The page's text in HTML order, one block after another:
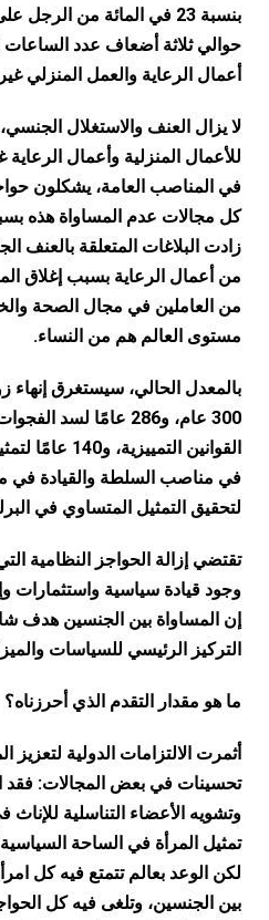
بنسبة 23 في المائة من
حوالي ثلاثة أضعاف عدد الساعات
أعمال الرعاية والعمل المنزلي
لا يزال العنف والاستغلال
للأعمال المنزلية وأعمال الرعاية
في المناصب العامة، يشكلون
زادت البلاغات المتعلقة بالعنف
من العاملين في مجال الصحة
مستوى العالم هم من النساء.
بالمعدل الحالي، سيستغرق إنهاء
300 عام، و286 عامًا
القوانين
لتحقيق التمثيل المتساوي في
وجود قيادة سياسية واستثمارات
إن المساواة بين الجنسين هدف
التركيز الرئيسي للسياسات
ما هو مقدار التقدم الذي أحرزناه؟
أثمرت الالتزامات الدولية لتعزيز
تحسينات في بعض المجالات: فقد
وتشويه الأعضاء التناسلية
تمثيل المرأة في الساحة
لكن الوعد بعالم تتمتع فيه كل
بين الجنسين، وتلغى فيه كل